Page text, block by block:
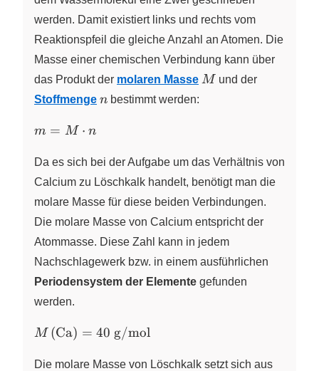
werden. Damit existiert links und rechts vom
Reaktionspfeil die gleiche Anzahl an Atomen. Die
Masse einer chemischen Verbindung kann über
das Produkt der molaren Masse M
M und der
Stoffmenge n
n bestimmt werden:
m =
\cdot
n
m = M ⋅ n
Da es sich bei der Aufgabe um das Verhältnis von
Calcium zu Löschkalk handelt, benötigt man die
molare Masse für diese beiden Verbindungen.
Die molare Masse von Calcium entspricht der
Atommasse. Diese Zahl kann in jedem
Nachschlagewerk bzw. in einem ausführlichen
Periodensystem der Elemente gefunden
werden.
M\left(\ce{Ca}\right)
M (Ca) = 40 g/mol
Die molare Masse von Löschkalk setzt sich aus